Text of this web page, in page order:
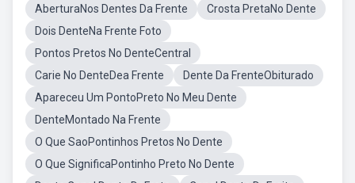
AberturaNos Dentes Da Frente
Crosta PretaNo Dente
Dois DenteNa Frente Foto
Pontos Pretos No DenteCentral
Carie No DenteDea Frente
Dente Da FrenteObiturado
Apareceu Um PontoPreto No Meu Dente
DenteMontado Na Frente
O Que SaoPontinhos Pretos No Dente
O Que SignificaPontinho Preto No Dente